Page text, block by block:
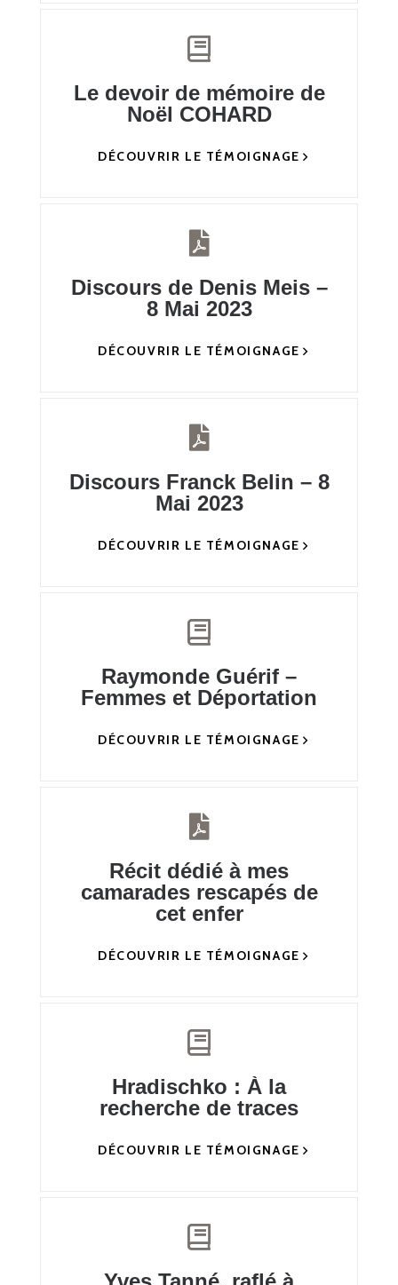
Le devoir de mémoire de
Noël COHARD
DÉCOUVRIR LE TÉMOIGNAGE
Discours de Denis Meis –
8 Mai 2023
DÉCOUVRIR LE TÉMOIGNAGE
Discours Franck Belin – 8
Mai 2023
DÉCOUVRIR LE TÉMOIGNAGE
Raymonde Guérif –
Femmes et Déportation
DÉCOUVRIR LE TÉMOIGNAGE
Récit dédié à mes
camarades rescapés de
cet enfer
DÉCOUVRIR LE TÉMOIGNAGE
Hradischko : À la
recherche de traces
DÉCOUVRIR LE TÉMOIGNAGE